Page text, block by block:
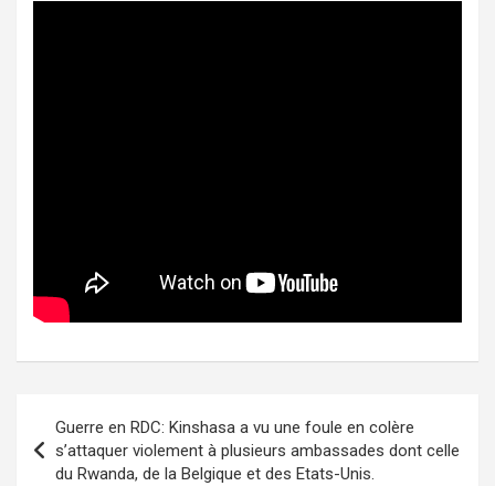
navigation
Guerre en RDC: Kinshasa a vu une foule en colère
s’attaquer violement à plusieurs ambassades dont celle
du Rwanda, de la Belgique et des Etats-Unis.